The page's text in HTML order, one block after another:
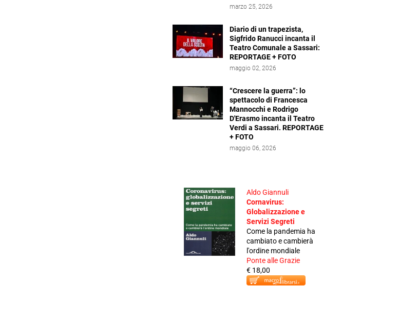
marzo 25, 2026
Diario di un trapezista,
Sigfrido Ranucci incanta il
Teatro Comunale a Sassari:
REPORTAGE + FOTO
maggio 02, 2026
“Crescere la guerra”: lo
spettacolo di Francesca
Mannocchi e Rodrigo
D'Erasmo incanta il Teatro
Verdi a Sassari. REPORTAGE
+ FOTO
maggio 06, 2026
Aldo Giannuli
Cornavirus:
Globalizzazione e
Servizi Segreti
Come la pandemia ha
cambiato e cambierà
l'ordine mondiale
Ponte alle Grazie
€ 18,00